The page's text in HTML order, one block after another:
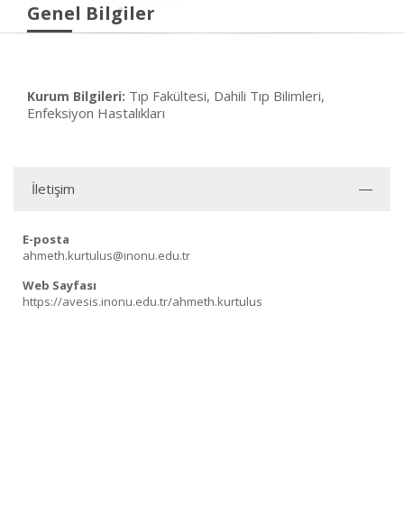
Genel Bilgiler
Kurum Bilgileri: Tıp Fakültesi, Dahili Tıp Bilimleri,
Enfeksiyon Hastalıkları
İletişim
E-posta
ahmeth.kurtulus@inonu.edu.tr
Web Sayfası
https://avesis.inonu.edu.tr/ahmeth.kurtulus